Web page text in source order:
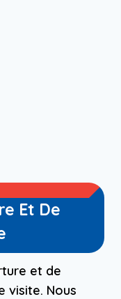
Et De
et de
visite. Nous